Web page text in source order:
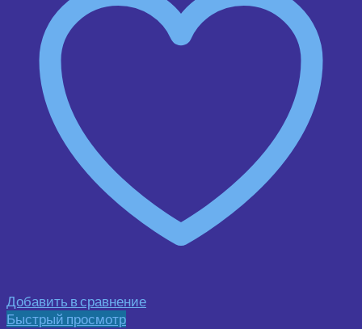
Добавить в сравнение
Быстрый просмотр